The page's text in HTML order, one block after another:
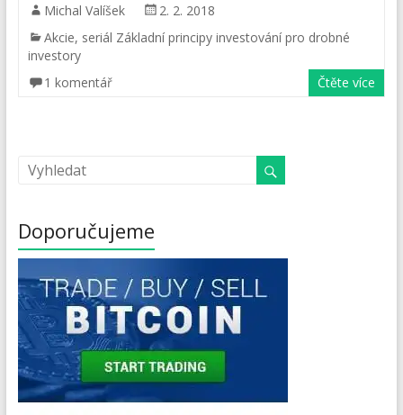
Michal Valíšek
2. 2. 2018
Akcie, seriál Základní principy investování pro drobné
investory
1 komentář
Čtěte více
Doporučujeme